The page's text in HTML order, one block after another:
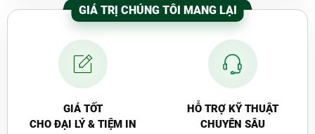
GIÁ TRỊ CHÚNG TÔI MANG LẠI
GIÁ TỐT
CHO ĐẠI LÝ & TIỆM IN
HỖ TRỢ KỸ THUẬT
CHUYÊN SÂU